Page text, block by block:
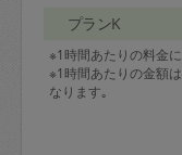
プランK
※1時間あたりの料金に
※1時間あたりの金額
なります｡